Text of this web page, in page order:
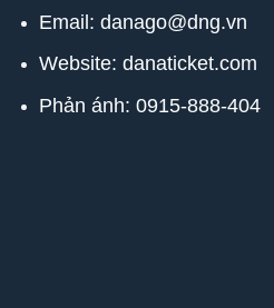
Email: danago@dng.vn
Website: danaticket.com
Phản ánh: 0915-888-404